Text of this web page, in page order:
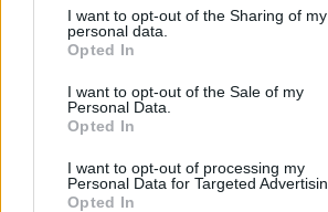
I want to opt-out of the Sharing of my
personal data.
Opted In
I want to opt-out of the Sale of my
Personal Data.
Opted In
I want to opt-out of processing my
Personal Data for Targeted
Opted In